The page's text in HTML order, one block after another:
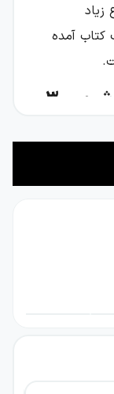
زیاد
آمده
ویژگی‌های ظاهری کتاب شیمی ۳
نشر الگو در یک
مؤلفان این
و
شده است.
صفحات به